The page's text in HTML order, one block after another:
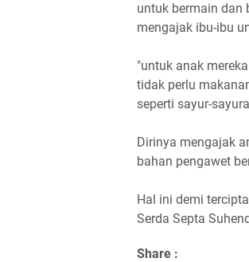
untuk bermain dan
mengajak ibu-ibu
"untuk anak mereka
tidak perlu
seperti sayur-
Dirinya mengajak
bahan pengawet
Hal ini demi
Serda Septa
Share :